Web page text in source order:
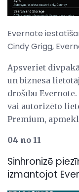
Evernote
Cindy Grigg,
Apsveriet
un biznesa
drošību
vai autorizēto
Premium,
04 no 11
Sinhronizē
izmantojot